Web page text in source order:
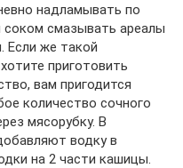
надламывать по
смазывать ареалы
Если же такой
приготовить
вам пригодится
количество сочного
мясорубку. В
водку в
на 2 части кашицы.